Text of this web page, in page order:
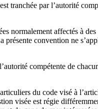
tranchée par l’autorité
normalement affectés à
convention ne
compétente de
du code visé à
visée est régie